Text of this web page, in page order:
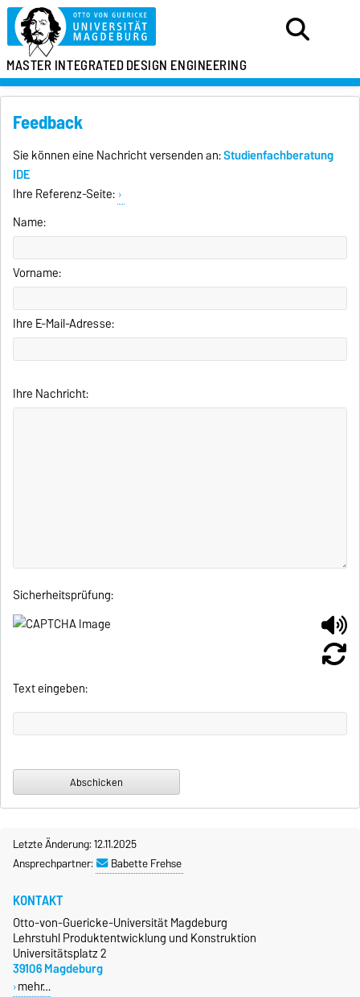
MASTERINTEGRATEDDESIGN ENGINEERING
Feedback
Sie können eine Nachricht versenden an:Studienfachberatung
IDE
Ihre Referenz-Seite:
Name:
Vorname:
Ihre E-Mail-Adresse:
Ihre Nachricht:
Sicherheitsprüfung:
Text eingeben:
Letzte Änderung: 12.11.2025
Ansprechpartner:
Babette Frehse
KONTAKT
Otto-von-Guericke-Universität Magdeburg
Lehrstuhl Produktentwicklung und Konstruktion
Universitätsplatz 2
39106 Magdeburg
mehr…